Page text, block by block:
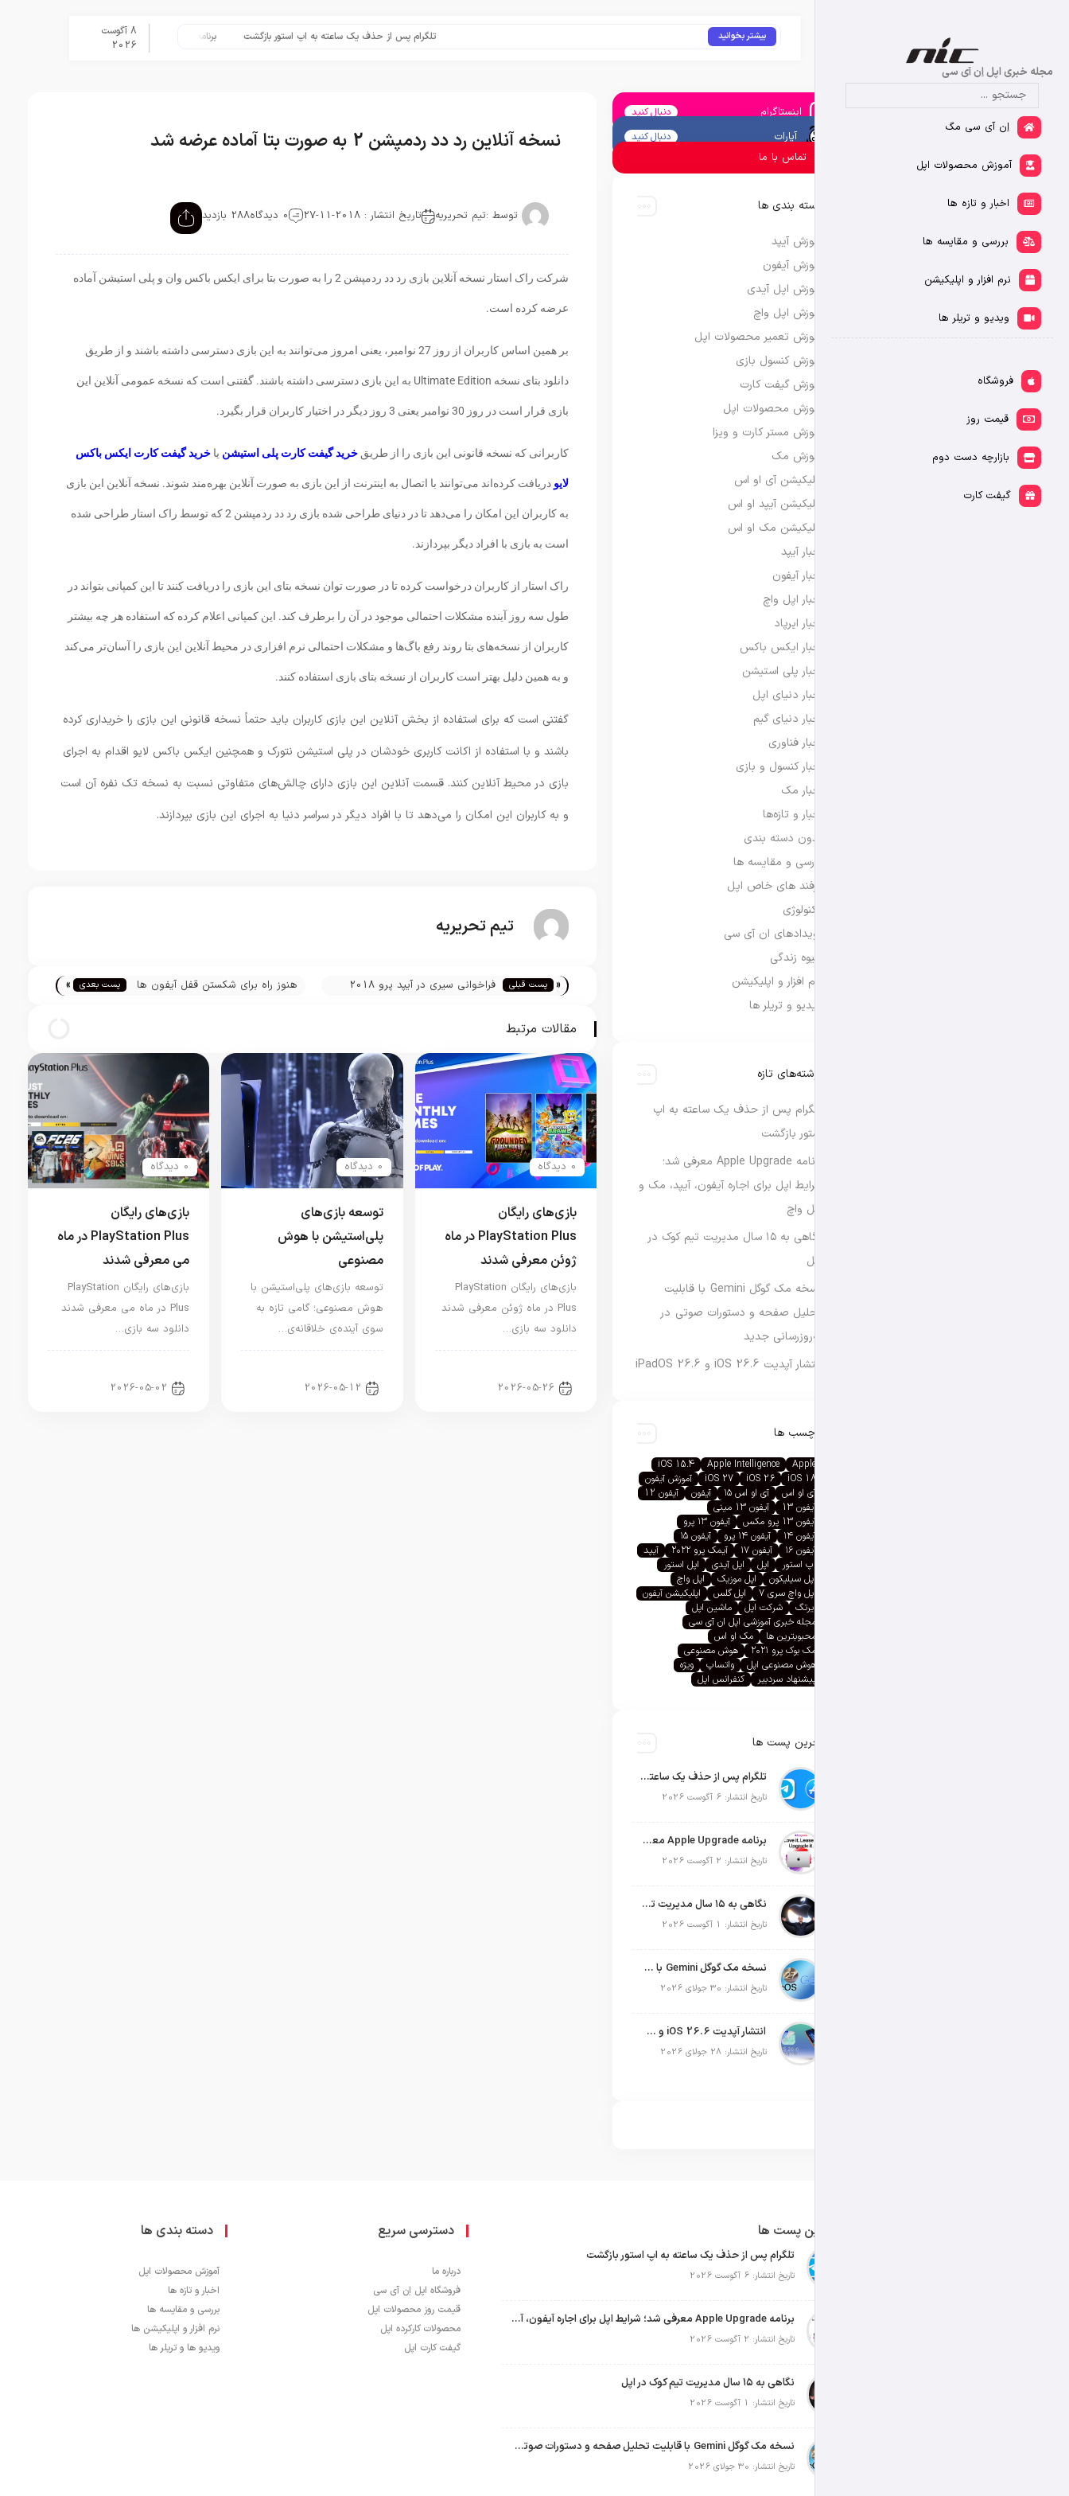
مجله خبری اپل اِن آی سی
اِن آی سی مگ
آموزش محصولات اپل
اخبار و تازه ها
بررسی و مقایسه ها
نرم افزار و اپلیکیشن
ویدیو و تریلر ها
فروشگاه
قیمت روز
بازارچه دست دوم
گیفت کارت
بیشتر بخوانید تلگرام پس از حذف یک ساعته به اپ استور بازگشت
8 آگوست
2026
نسخه آنلاین رد دد ردمپشن 2 به صورت بتا آماده عرضه شد
توسط :تیم تحریریه تاریخ انتشار : 2018-11-27 0 دیدگاه 288 بازدید
شرکت راک استار نسخه آنلاین بازی رد دد ردمپشن 2 را به صورت بتا برای ایکس باکس وان و پلی استیشن آماده
عرضه کرده است.
بر همین اساس کاربران از روز 27 نوامبر، یعنی امروز می‌توانند به این بازی دسترسی داشته باشند و از طریق
دانلود بتای نسخه Ultimate Edition به این بازی دسترسی داشته باشند. گفتنی است که نسخه عمومی آنلاین این
بازی قرار است در روز 30 نوامبر یعنی 3 روز دیگر در اختیار کاربران قرار بگیرد.
کاربرانی که نسخه قانونی این بازی را از طریق خرید گیفت کارت پلی استیشن یا خرید گیفت کارت ایکس باکس
لایو دریافت کرده‌اند می‌توانند با اتصال به اینترنت از این بازی به صورت آنلاین بهره‌مند شوند. نسخه آنلاین این بازی
به کاربران این امکان را می‌دهد تا در دنیای طراحی شده بازی رد دد ردمپشن 2 که توسط راک استار طراحی شده
است به بازی با افراد دیگر بپردازند.
راک استار از کاربران درخواست کرده تا در صورت توان نسخه بتای این بازی را دریافت کنند تا این کمپانی بتواند در
طول سه روز آینده مشکلات احتمالی موجود در آن را برطرف کند. این کمپانی اعلام کرده که استفاده هر چه بیشتر
کاربران از نسخه‌های بتا روند رفع باگ‌ها و مشکلات احتمالی نرم افزاری در محیط آنلاین این بازی را آسان‌تر می‌کند
و به همین دلیل بهتر است کاربران از نسخه بتای بازی استفاده کنند.
گفتنی است که برای استفاده از بخش آنلاین این بازی کاربران باید حتماً نسخه قانونی این بازی را خریداری کرده
باشند و با استفاده از اکانت کاربری خودشان در پلی استیشن نتورک و همچنین ایکس باکس لایو اقدام به اجرای
بازی در محیط آنلاین کنند. قسمت آنلاین این بازی دارای چالش‌های متفاوتی نسبت به نسخه تک نفره آن است
و به کاربران این امکان را می‌دهد تا با افراد دیگر در سراسر دنیا به اجرای این بازی بپردازند.
تیم تحریریه
« پست قبلی فراخوانی سیری در آیپد پرو 2018
هنوز راه برای شکستن قفل آیفون ها
پست بعدی »
مقالات مرتبط
0 دیدگاه
بازی‌های رایگان
PlayStation Plus در ماه
ژوئن معرفی شدند
بازی‌های رایگان PlayStation
Plus در ماه ژوئن معرفی شدند
دانلود سه بازی…
2026-05-26
0 دیدگاه
توسعه بازی‌های
پلی‌استیشن با هوش
مصنوعی
توسعه بازی‌های پلی‌استیشن با
هوش مصنوعی؛ گامی تازه به
سوی آینده‌ی خلاقانه‌ی…
2026-05-12
0 دیدگاه
بازی‌های رایگان
PlayStation Plus در ماه
می معرفی شدند
بازی‌های رایگان PlayStation
Plus در ماه می معرفی شدند
دانلود سه بازی…
2026-05-02
اینستاگرام دنبال کنید
آپارات دنبال کنید
تماس با ما
دسته بندی ها
آموزش آیپد
آموزش آیفون
آموزش اپل آیدی
آموزش اپل واچ
آموزش تعمیر محصولات اپل
آموزش کنسول بازی
آموزش گیفت کارت
آموزش محصولات اپل
آموزش مستر کارت و ویزا
آموزش مک
اپلیکیشن آی او اس
اپلیکیشن آیپد او اس
اپلیکیشن مک او اس
اخبار آیپد
اخبار آیفون
اخبار اپل واچ
اخبار ایرپاد
اخبار ایکس باکس
اخبار پلی استیشن
اخبار دنیای اپل
اخبار دنیای گیم
اخبار فناوری
اخبار کنسول و بازی
اخبار مک
اخبار و تازه‌ها
بدون دسته بندی
بررسی و مقایسه ها
ترفند های خاص اپل
تکنولوژی
رویدادهای ان آی سی
شیوه زندگی
نرم افزار و اپلیکیشن
ویدیو و تریلر ها
نوشته‌های تازه
تلگرام پس از حذف یک ساعته به اپ
استور بازگشت
برنامه Apple Upgrade معرفی شد؛
شرایط اپل برای اجاره آیفون، آیپد، مک و
اپل واچ
نگاهی به ۱۵ سال مدیریت تیم کوک در
اپل
نسخه مک گوگل Gemini با قابلیت
تحلیل صفحه و دستورات صوتی در
به‌روزرسانی جدید
انتشار آپدیت iOS 26.6 و iPadOS 26.6
برچسب ها
Apple
Apple Intelligence
iOS 15.4
iOS 18
iOS 26
iOS 27
آموزش آیفون
آی او اس
آی او اس ۱۵ آیفون
آیفون 12
آیفون 13
آیفون 13 مینی
آیفون 13 پرو مکس
آیفون ۱۳ پرو
آیفون ۱۴
آیفون ۱۴ پرو
آیفون ۱۵
آیفون ۱۶
آیفون ۱۷ آیمک پرو ۲۰۲۲
آیپد
اپ استور
اپل اپل آیدی
اپل استور
اپل سیلیکون
اپل موزیک
اپل واچ
اپل واچ سری ۷
اپل گلس
اپلیکیشن آیفون
ایرتگ
شرکت اپل
ماشین اپل
مجله خبری آموزشی اپل ان آی سی
محبوبترین ها
مک او اس
مک بوک پرو ۲۰۲۱
هوش مصنوعی
هوش مصنوعی اپل
واتساپ
ویژه
پیشنهاد سردبیر
کنفرانس اپل
آخرین پست ها
تلگرام پس از حذف یک ساعته به اپ استور بازگشت
تاریخ انتشار: 6 آگوست 2026
برنامه Apple Upgrade معرفی شد؛ شرایط اپل برای اجاره آیفون، آیپد، مک و اپل واچ
تاریخ انتشار: 2 آگوست 2026
نگاهی به ۱۵ سال مدیریت تیم کوک در اپل
تاریخ انتشار: 1 آگوست 2026
نسخه مک گوگل Gemini با قابلیت تحلیل صفحه و دستورات صوتی در به‌روزرسانی جدید
تاریخ انتشار: 30 جولای 2026
انتشار آپدیت iOS 26.6 و iPadOS 26.6
تاریخ انتشار: 28 جولای 2026
آخرین پست ها
تلگرام پس از حذف یک ساعته به اپ استور بازگشت
تاریخ انتشار: 6 آگوست 2026
برنامه Apple Upgrade معرفی شد؛ شرایط اپل برای اجاره آیفون، آیپد، مک و اپل واچ
تاریخ انتشار: 2 آگوست 2026
نگاهی به ۱۵ سال مدیریت تیم کوک در اپل
تاریخ انتشار: 1 آگوست 2026
نسخه مک گوگل Gemini با قابلیت تحلیل صفحه و دستورات صوتی در به‌روزرسانی جدید
تاریخ انتشار: 30 جولای 2026
دسترسی سریع
درباره ما
فروشگاه اپل اِن آی سی
قیمت روز محصولات اپل
محصولات کارکرده اپل
گیفت کارت اپل
دسته بندی ها
آموزش محصولات اپل
اخبار و تازه ها
بررسی و مقایسه ها
نرم افزار و اپلیکیشن ها
ویدیو ها و تریلر ها